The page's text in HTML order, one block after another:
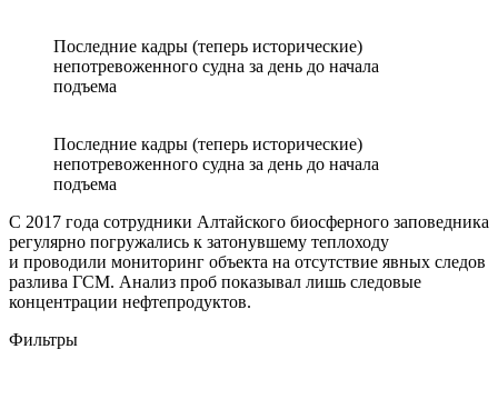
Последние кадры (теперь исторические)
непотревоженного судна за день до начала
подъема
Последние кадры (теперь исторические)
непотревоженного судна за день до начала
подъема
С 2017 года сотрудники Алтайского биосферного заповедника
регулярно погружались к затонувшему теплоходу
и проводили мониторинг объекта на отсутствие явных следов
разлива ГСМ. Анализ проб показывал лишь следовые
концентрации нефтепродуктов.
Фильтры